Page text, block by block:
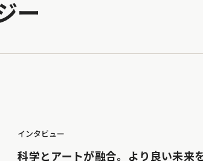
ー
インタビュー
科学とアートが融合。より良い未来